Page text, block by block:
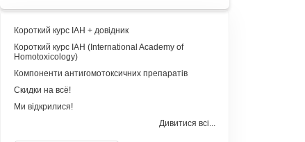
Короткий курс IAH + довідник
Короткий курс IAH (International Academy of
Homotoxicology)
Компоненти антигомотоксичних препаратів
Скидки на всё!
Ми відкрилися!
Дивитися всі...